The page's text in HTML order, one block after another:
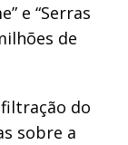
e “Serras
de
do
sobre a